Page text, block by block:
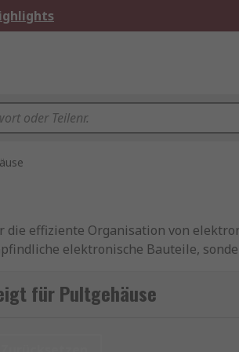
effiziente Organisation von
elektronische Bauteile,
die Elektronikorganisation suchen.
für Pultgehäuse